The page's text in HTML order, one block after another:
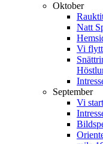
Oktober
Natt
Vi
September
Vi